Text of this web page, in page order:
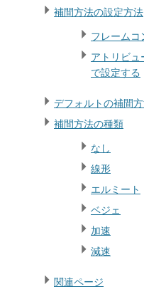
補間方法の設定方法
フレームコ
アトリビュ
で設定する
デフォルトの補間
補間方法の種類
なし
線形
エルミート
ベジェ
加速
減速
関連ページ